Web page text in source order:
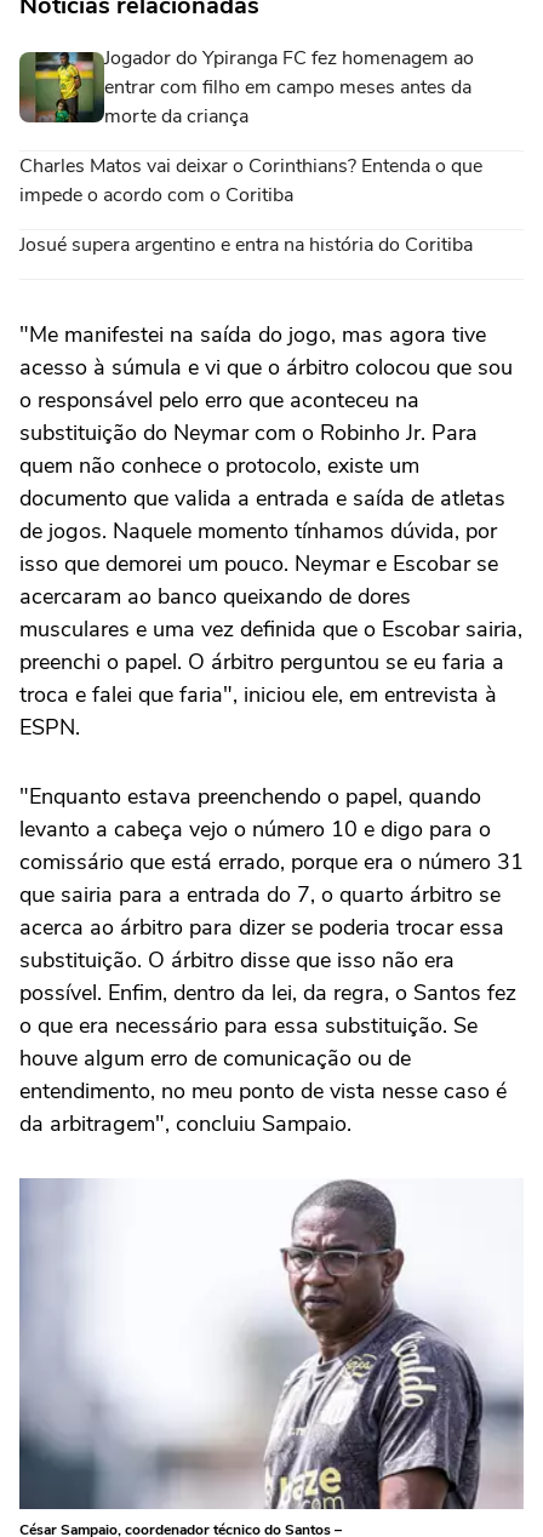
Jogador do Ypiranga FC fez homenagem ao
entrar com filho em campo meses antes da
morte da criança
Charles Matos vai deixar o Corinthians? Entenda o que
impede o acordo com o Coritiba
Josué supera argentino e entra na história do Coritiba
"Me manifestei na saída do jogo, mas agora tive
acesso à súmula e vi que o árbitro colocou que sou
o responsável pelo erro que aconteceu na
substituição do Neymar com o Robinho Jr. Para
quem não conhece o protocolo, existe um
documento que valida a entrada e saída de atletas
de jogos. Naquele momento tínhamos dúvida, por
isso que demorei um pouco. Neymar e Escobar se
acercaram ao banco queixando de dores
musculares e uma vez definida que o Escobar sairia,
preenchi o papel. O árbitro perguntou se eu faria a
troca e falei que faria", iniciou ele, em entrevista à
ESPN.
"Enquanto estava preenchendo o papel, quando
levanto a cabeça vejo o número 10 e digo para o
comissário que está errado, porque era o número 31
que sairia para a entrada do 7, o quarto árbitro se
acerca ao árbitro para dizer se poderia trocar essa
substituição. O árbitro disse que isso não era
possível. Enfim, dentro da lei, da regra, o Santos fez
o que era necessário para essa substituição. Se
houve algum erro de comunicação ou de
entendimento, no meu ponto de vista nesse caso é
da arbitragem", concluiu Sampaio.
César Sampaio, coordenador técnico do Santos –